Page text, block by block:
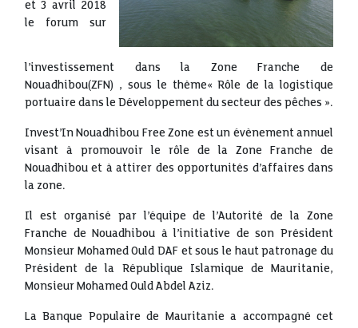
et 3 avril 2018
le forum sur
l’investissement dans la Zone Franche de
Nouadhibou(ZFN) , sous le thème« Rôle de la logistique
portuaire dans le Développement du secteur des pêches ».
Invest’In Nouadhibou Free Zone est un évènement annuel
visant à promouvoir le rôle de la Zone Franche de
Nouadhibou et à attirer des opportunités d’affaires dans
la zone.
Il est organisé par l’équipe de l’Autorité de la Zone
Franche de Nouadhibou à l’initiative de son Président
Monsieur Mohamed Ould DAF et sous le haut patronage du
Président de la République Islamique de Mauritanie,
Monsieur Mohamed Ould Abdel Aziz.
La Banque Populaire de Mauritanie a accompagné cet